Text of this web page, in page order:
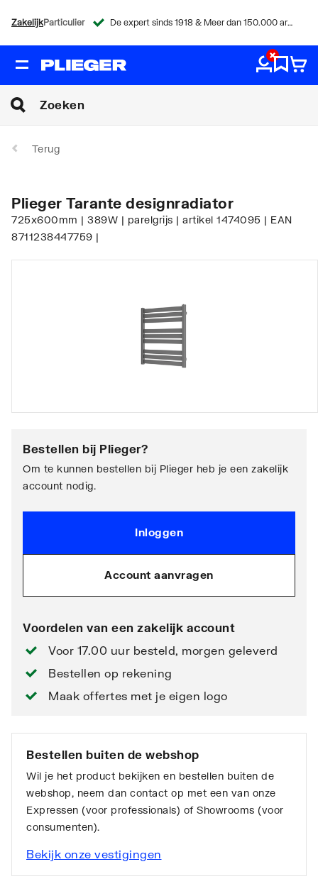
ZakelijkParticulier De expert sinds 1918 & Meer dan 150.000 artikelen
Terug
Plieger Tarante designradiator
725x600mm | 389W | parelgrijs | artikel 1474095 | EAN
8711238447759 |
Bestellen bij Plieger?
Om te kunnen bestellen bij Plieger heb je een zakelijk
account nodig.
Inloggen
Account aanvragen
Voordelen van een zakelijk account
Voor 17.00 uur besteld, morgen geleverd
Bestellen op rekening
Maak offertes met je eigen logo
Bestellen buiten de webshop
Wil je het product bekijken en bestellen buiten de
webshop, neem dan contact op met een van onze
Expressen (voor professionals) of Showrooms (voor
consumenten).
Bekijk onze vestigingen